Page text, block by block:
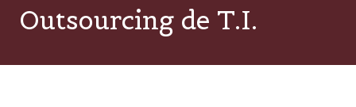
Outsourcing de T.I.